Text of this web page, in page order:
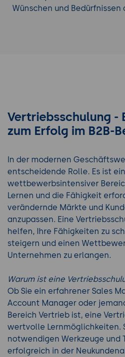
Wünschen und Bedürfnissen
Vertriebsschulung -
zum Erfolg im B2B-
In der modernen
entscheidende Rolle. Es ist
wettbewerbsintensiver
Lernen und die Fähigkeit
verändernde Märkte und
anzupassen. Eine
helfen, Ihre Fähigkeiten zu
steigern und einen
Unternehmen zu erlangen.
Warum ist eine
Ob Sie ein erfahrener Sales
Account Manager oder
Bereich Vertrieb ist, eine
wertvolle Lernmöglichkeiten.
notwendigen Werkzeuge und
erfolgreich in der